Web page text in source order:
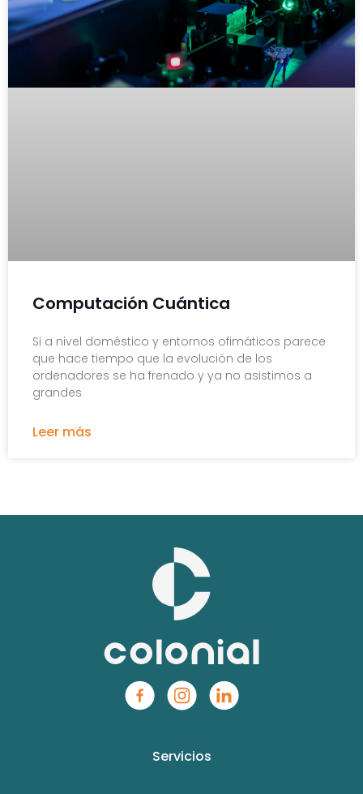
Computación Cuántica
Si a nivel doméstico y entornos ofimáticos parece
que hace tiempo que la evolución de los
ordenadores se ha frenado y ya no asistimos a
grandes
Leer más
Servicios